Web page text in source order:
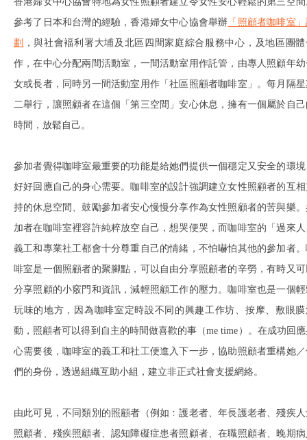
參考了日本和台灣的經驗，香港婦女中心協會舉辦 「照顧者咖啡室
劃
，與社會褔利署大埔及北區四間家庭綜合服務中心，及地區團體
作，在中心分配兩間活動室，一間活動室用作託管，由專人照顧年
女或長者，同時另一間活動室用作「社區照顧者咖啡室」。每月隔
二舉行，讓照顧者在這個「第三空間」安心休息，擁有一個屬於自
時間，放鬆自己。
參加者覺得咖啡室最重要的功能是給她們提供一個穩定又安全的環
好好回應自己的身心需要。咖啡室的設計強調建立女性照顧者的互
持的休息空間、鼓勵參加者安心慢慢分享作為女性照顧者的苦與樂
加者在咖啡室裡容許純粹放空自己，想哭便哭，而咖啡室的「過來
義工和專業社工都會十分尊重自己的情緒，不怕嚇怕其他的參加者
啡室是一個照顧者的聚腳點，可以自由分享照顧者的辛勞，有時又
分享照顧的小竅門和資訊，減輕照顧工作的壓力。咖啡室也是一個
玩味的地方，因為咖啡室定時設不同的興趣工作坊、按摩、敷眼膜
動，照顧者可以得到自主的時間做喜歡的事（me time）。在成功回
心需要後，咖啡室的義工和社工便進入下一步，協助照顧者重構她
們的身份，透過組織互助小組，建立非正式社會支援網絡。
由此可見，不同類別的照顧者（例如﹕護老者、年長護老者、殘疾
照顧者、殘疾照顧者、認知障礙症患者照顧者、在職照顧者、晚期